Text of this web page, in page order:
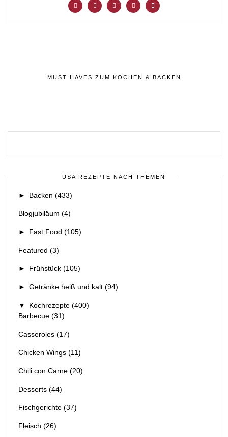
MUST HAVES ZUM KOCHEN & BACKEN
USA REZEPTE NACH THEMEN
► Backen (433)
Blogjubiläum (4)
► Fast Food (105)
Featured (3)
► Frühstück (105)
► Getränke heiß und kalt (94)
▼ Kochrezepte (400)
Barbecue (31)
Casseroles (17)
Chicken Wings (11)
Chili con Carne (20)
Desserts (44)
Fischgerichte (37)
Fleisch (26)